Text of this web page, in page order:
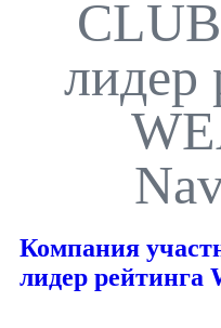
лидер
Компания
лидер